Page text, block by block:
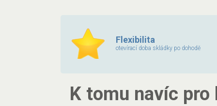
Flexibilita
otevírací doba skládky po dohodě
K tomu navíc pro